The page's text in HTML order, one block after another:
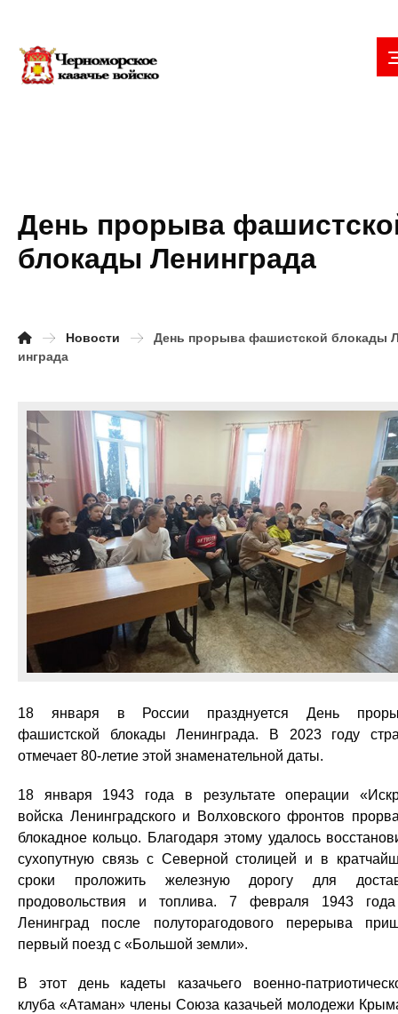
День прорыва
блокады Ленинграда
Новости
День прорыва фашистской блокады
инграда
18 января в России празднуется День
фашистской блокады Ленинграда. В 2023 году
отмечает 80-летие этой знаменательной даты.
18 января 1943 года в результате операции
войска Ленинградского и Волховского фронтов
блокадное кольцо. Благодаря этому удалось
сухопутную связь с Северной столицей и в
сроки проложить железную дорогу для
продовольствия и топлива. 7 февраля 1943
Ленинград после полуторагодового перерыва
первый поезд с «Большой земли».
В этот день кадеты казачьего военно-
клуба «Атаман» члены Союза казачьей молодежи